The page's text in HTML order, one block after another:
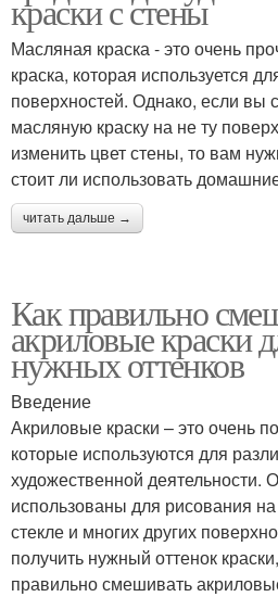
краски с стены
Масляная краска - это очень
краска, которая используется
поверхностей. Однако, если вы
масляную краску на не ту
изменить цвет стены, то вам
стоит ли использовать
читать дальше →
Как правильно
акриловые краски
нужных оттенков
Введение
Акриловые краски – это очень
которые используются для
художественной деятельности.
использованы для рисования
стекле и многих других
получить нужный оттенок
правильно смешивать